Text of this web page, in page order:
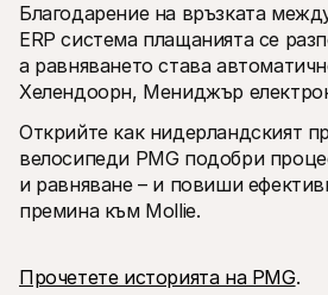
Благодарение на връзката
ERP система плащанията се
а равняването става
Хелендоорн, Мениджър
Открийте как нидерландският
велосипеди PMG подобри
и равняване – и повиши
премина към Mollie.
Прочетете историята на PMG.